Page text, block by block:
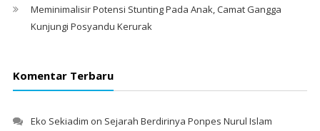
Meminimalisir Potensi Stunting Pada Anak, Camat Gangga
Kunjungi Posyandu Kerurak
Komentar Terbaru
Eko Sekiadim on Sejarah Berdirinya Ponpes Nurul Islam